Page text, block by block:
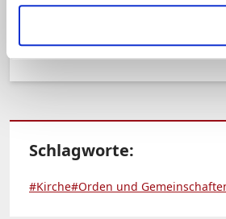
Geschichten rund um das
Schlagworte:
#Kirche#Orden und